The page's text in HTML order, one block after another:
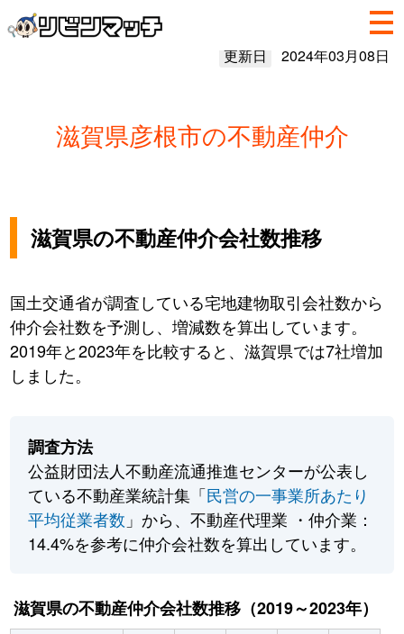
更新日 2024年03月08日
滋賀県彦根市の不動産仲介
滋賀県の不動産仲介会社数推移
国土交通省が調査している宅地建物取引会社数から
仲介会社数を予測し、増減数を算出しています。
2019年と2023年を比較すると、滋賀県では7社増加
しました。
調査方法
公益財団法人不動産流通推進センターが公表し
ている不動産業統計集「民営の一事業所あたり
平均従業者数 」から、不動産代理業 ・仲介業：
14.4%を参考に仲介会社数を算出しています。
滋賀県の不動産仲介会社数推移（2019～2023年）